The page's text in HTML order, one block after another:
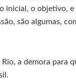
inicial, o objetivo,
são algumas,
a demora para